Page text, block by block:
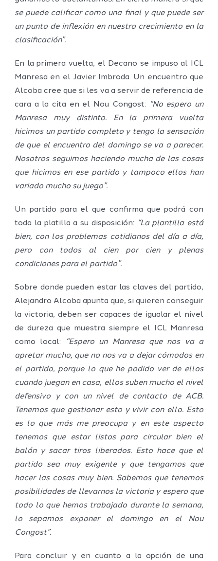
se puede calificar como una final y que puede ser
un punto de inflexión en nuestro crecimiento en la
clasificación”.
En la primera vuelta, el Decano se impuso al ICL
Manresa en el Javier Imbroda. Un encuentro que
Alcoba cree que si les va a servir de referencia de
cara a la cita en el Nou Congost:
“No espero un
Manresa muy distinto. En la primera vuelta
hicimos un partido completo y tengo la sensación
de que el encuentro del domingo se va a parecer.
Nosotros seguimos haciendo mucha de las cosas
que hicimos en ese partido y tampoco ellos han
variado mucho su juego”.
Un partido para el que confirma que podrá con
toda la platilla a su disposición:
“La plantilla está
bien, con los problemas cotidianos del día a día,
pero con todos al cien por cien y plenas
condiciones para el partido”.
Sobre donde pueden estar las claves del partido,
Alejandro Alcoba apunta que, si quieren conseguir
la victoria, deben ser capaces de igualar el nivel
de dureza que muestra siempre el ICL Manresa
como local:
“Espero un Manresa que nos va a
apretar mucho, que no nos va a dejar cómodos en
el partido, porque lo que he podido ver de ellos
cuando juegan en casa, ellos suben mucho el nivel
defensivo y con un nivel de contacto de ACB.
Tenemos que gestionar esto y vivir con ello. Esto
es lo que más me preocupa y en este aspecto
tenemos que estar listos para circular bien el
balón y sacar tiros liberados. Esto hace que el
partido sea muy exigente y que tengamos que
hacer las cosas muy bien. Sabemos que tenemos
posibilidades de llevarnos la victoria y espero que
todo lo que hemos trabajado durante la semana,
lo sepamos exponer el domingo en el Nou
Congost”.
Para concluir y en cuanto a la opción de una